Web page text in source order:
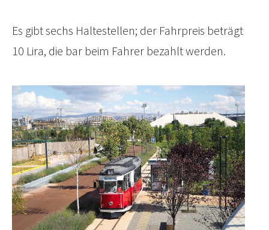
Es gibt sechs Haltestellen; der Fahrpreis beträgt
10 Lira, die bar beim Fahrer bezahlt werden.